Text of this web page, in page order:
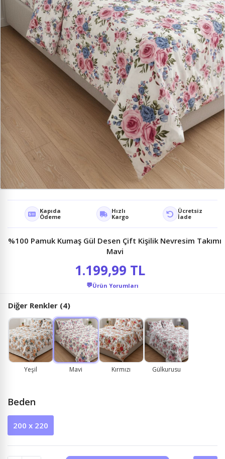
Kapıda
Ödeme
Hızlı
Kargo
Ücretsiz
İade
%100 Pamuk Kumaş Gül Desen Çift Kişilik Nevresim Takımı
Mavi
1.199,99 TL
💬Ürün Yorumları
Diğer Renkler (4)
Yeşil Mavi Kırmızı Gülkurusu
Beden
200 x 220